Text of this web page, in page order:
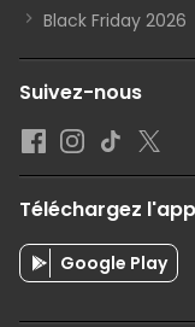
Black Friday 2026
Suivez-nous
Téléchargez
Google Play